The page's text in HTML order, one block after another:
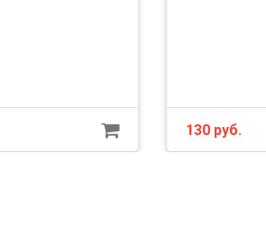
130 руб.